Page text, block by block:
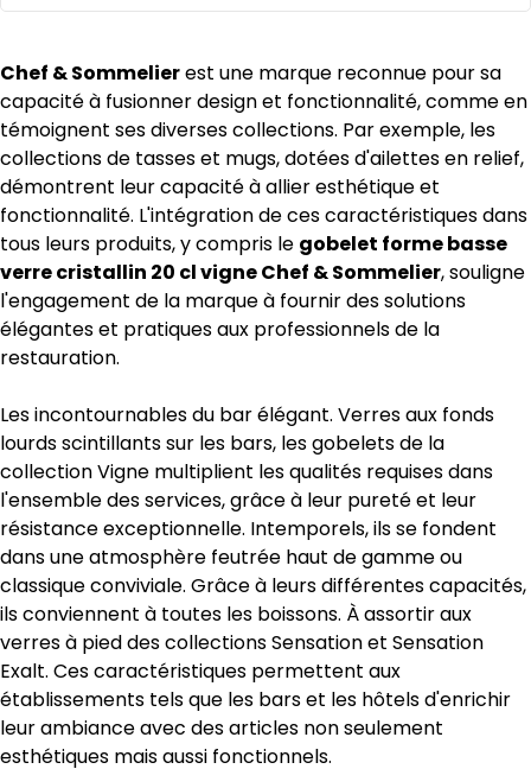
Chef & Sommelierest une marque reconnue pour sa
capacité à fusionner design et fonctionnalité, comme en
témoignent ses diverses collections. Par exemple, les
collections de tasses et mugs, dotées d'ailettes en relief,
démontrent leur capacité à allier esthétique et
fonctionnalité. L'intégration de ces caractéristiques dans
tous leurs produits, y compris le gobelet forme basse
verre cristallin 20 cl vigne Chef & Sommelier, souligne
l'engagement de la marque à fournir des solutions
élégantes et pratiques aux professionnels de la
restauration.
Les incontournables du bar élégant. Verres aux fonds
lourds scintillants sur les bars, les gobelets de la
collection Vigne multiplient les qualités requises dans
l'ensemble des services, grâce à leur pureté et leur
résistance exceptionnelle. Intemporels, ils se fondent
dans une atmosphère feutrée haut de gamme ou
classique conviviale. Grâce à leurs différentes capacités,
ils conviennent à toutes les boissons. À assortir aux
verres à pied des collections Sensation et Sensation
Exalt. Ces caractéristiques permettent aux
établissements tels que les bars et les hôtels d'enrichir
leur ambiance avec des articles non seulement
esthétiques mais aussi fonctionnels.